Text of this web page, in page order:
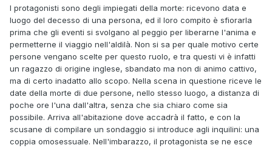
I protagonisti sono degli impiegati della morte: ricevono data e
luogo del decesso di una persona, ed il loro compito è sfiorarla
prima che gli eventi si svolgano al peggio per liberarne l'anima e
permetterne il viaggio nell'aldilà. Non si sa per quale motivo certe
persone vengano scelte per questo ruolo, e tra questi vi è infatti
un ragazzo di origine inglese, sbandato ma non di animo cattivo,
ma di certo inadatto allo scopo. Nella scena in questione riceve le
date della morte di due persone, nello stesso luogo, a distanza di
poche ore l'una dall'altra, senza che sia chiaro come sia
possibile. Arriva all'abitazione dove accadrà il fatto, e con la
scusane di compilare un sondaggio si introduce agli inquilini: una
coppia omosessuale. Nell'imbarazzo, il protagonista se ne esce